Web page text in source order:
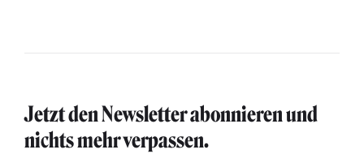
Jetzt den Newsletter abonnieren und
nichts mehr verpassen.